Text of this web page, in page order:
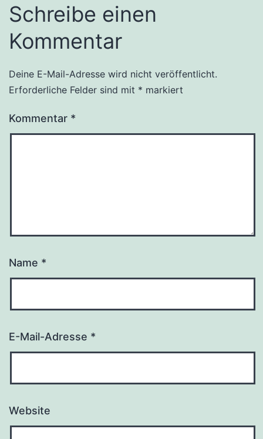
Schreibe einen
Kommentar
Deine E-Mail-Adresse wird nicht veröffentlicht.
Erforderliche Felder sind mit * markiert
Kommentar *
Name *
E-Mail-Adresse *
Website